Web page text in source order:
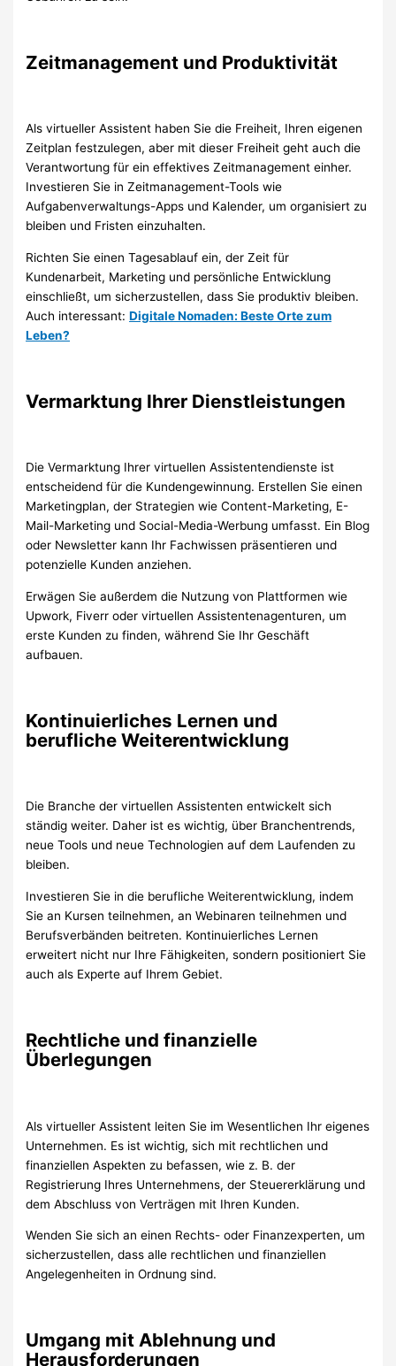
Zeitmanagement und Produktivität
Als virtueller Assistent haben Sie die Freiheit, Ihren eigenen
Zeitplan festzulegen, aber mit dieser Freiheit geht auch die
Verantwortung für ein effektives Zeitmanagement einher.
Investieren Sie in Zeitmanagement-Tools wie
Aufgabenverwaltungs-Apps und Kalender, um organisiert zu
bleiben und Fristen einzuhalten.
Richten Sie einen Tagesablauf ein, der Zeit für
Kundenarbeit, Marketing und persönliche Entwicklung
einschließt, um sicherzustellen, dass Sie produktiv bleiben.
Auch interessant:Digitale Nomaden: Beste Orte zum
Leben?
Vermarktung Ihrer Dienstleistungen
Die Vermarktung Ihrer virtuellen Assistentendienste ist
entscheidend für die Kundengewinnung. Erstellen Sie einen
Marketingplan, der Strategien wie Content-Marketing, E-
Mail-Marketing und Social-Media-Werbung umfasst. Ein Blog
oder Newsletter kann Ihr Fachwissen präsentieren und
potenzielle Kunden anziehen.
Erwägen Sie außerdem die Nutzung von Plattformen wie
Upwork, Fiverr oder virtuellen Assistentenagenturen, um
erste Kunden zu finden, während Sie Ihr Geschäft
aufbauen.
Kontinuierliches Lernen und
berufliche Weiterentwicklung
Die Branche der virtuellen Assistenten entwickelt sich
ständig weiter. Daher ist es wichtig, über Branchentrends,
neue Tools und neue Technologien auf dem Laufenden zu
bleiben.
Investieren Sie in die berufliche Weiterentwicklung, indem
Sie an Kursen teilnehmen, an Webinaren teilnehmen und
Berufsverbänden beitreten. Kontinuierliches Lernen
erweitert nicht nur Ihre Fähigkeiten, sondern positioniert Sie
auch als Experte auf Ihrem Gebiet.
Rechtliche und finanzielle
Überlegungen
Als virtueller Assistent leiten Sie im Wesentlichen Ihr eigenes
Unternehmen. Es ist wichtig, sich mit rechtlichen und
finanziellen Aspekten zu befassen, wie z. B. der
Registrierung Ihres Unternehmens, der Steuererklärung und
dem Abschluss von Verträgen mit Ihren Kunden.
Wenden Sie sich an einen Rechts- oder Finanzexperten, um
sicherzustellen, dass alle rechtlichen und finanziellen
Angelegenheiten in Ordnung sind.
Umgang mit Ablehnung und
Herausforderungen